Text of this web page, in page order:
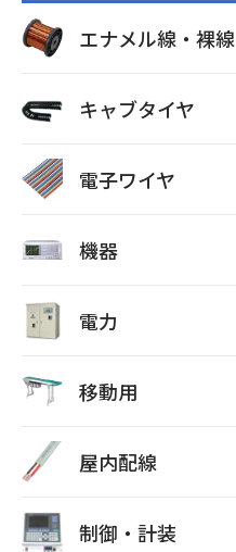
エナメル線・裸線
キャブタイヤ
電子ワイヤ
機器
電力
移動用
屋内配線
制御・計装